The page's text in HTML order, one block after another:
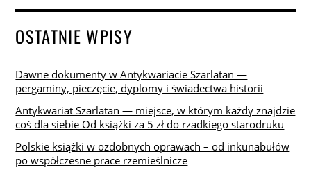
OSTATNIE WPISY
Dawne dokumenty w Antykwariacie Szarlatan —
pergaminy, pieczęcie, dyplomy i świadectwa historii
Antykwariat Szarlatan — miejsce, w którym każdy znajdzie
coś dla siebie Od książki za 5 zł do rzadkiego starodruku
Polskie książki w ozdobnych oprawach – od inkunabułów
po współczesne prace rzemieślnicze